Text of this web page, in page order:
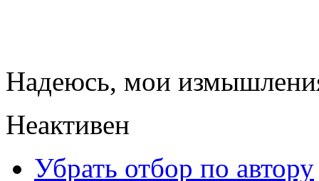
Надеюсь, мои
Неактивен
Убрать отбор по автору